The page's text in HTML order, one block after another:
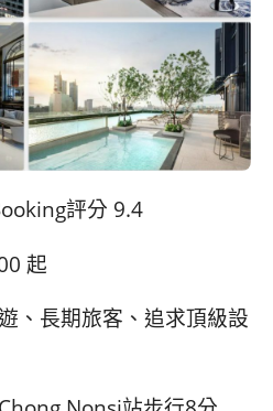
評分 9.4
起
、長期旅客、追求頂級設